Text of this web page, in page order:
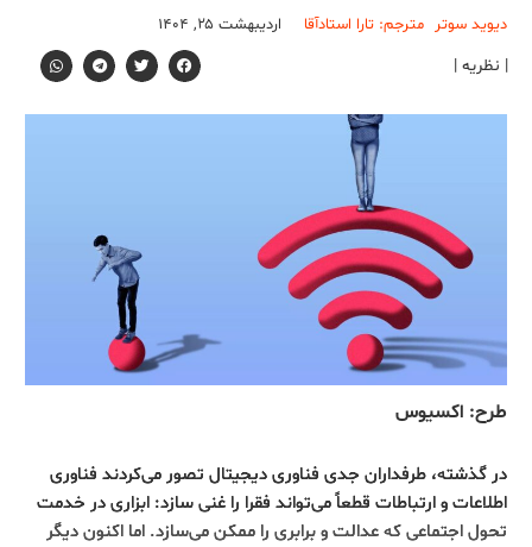
دیوید سوتر مترجم: تارا استادآقا اردیبهشت ۲۵, ۱۴۰۴
| نظریه |
طرح: اکسیوس
در گذشته، طرفداران جدی فناوری دیجیتال تصور می‌کردند فناوری
اطلاعات و ارتباطات قطعاً می‌تواند فقرا را غنی سازد: ابزاری در خدمت
تحول اجتماعی که عدالت و برابری را ممکن می‌سازد. اما اکنون دیگر